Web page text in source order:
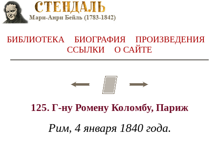
БИБЛИОТЕКА БИОГРАФИЯ
ПРОИЗВЕДЕНИЯ
ССЫЛКИ
О САЙТЕ
125. Г-ну Ромену Коломбу, Париж
Рим, 4 января 1840 года.